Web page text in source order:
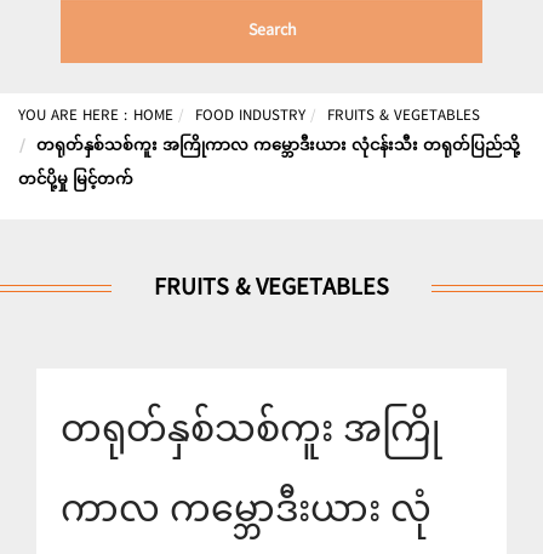
Search
YOU ARE HERE : HOME FOOD INDUSTRY
FRUITS & VEGETABLES
တရုတ်နှစ်သစ်ကူး အကြိုကာလ ကမ္ဘောဒီးယား လုံငန်းသီး တရုတ်ပြည်သို့
တင်ပို့မှု မြင့်တက်
FRUITS & VEGETABLES
တရုတ်နှစ်သစ်ကူး အကြို
ကာလ ကမ္ဘောဒီးယား လုံ